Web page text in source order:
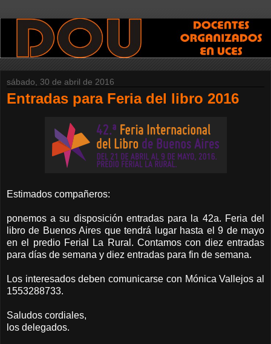
sábado, 30 de abril de 2016
Entradas para Feria del libro 2016
Estimados compañeros:
ponemos a su disposición entradas para la 42a. Feria del
libro de Buenos Aires que tendrá lugar hasta el 9 de mayo
en el predio Ferial La Rural. Contamos con diez entradas
para días de semana y diez entradas para fin de semana.
Los interesados deben comunicarse con Mónica Vallejos al
1553288733.
Saludos cordiales,
los delegados.